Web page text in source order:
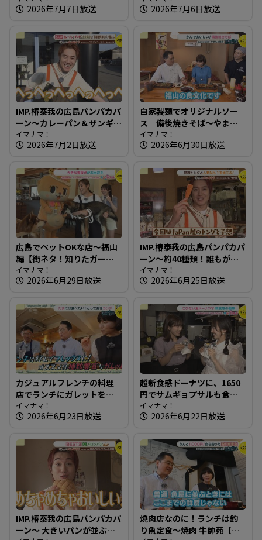
とランチ】
2026年7月7日放送 2026年7月6日放送
IMP.椿泰我の広島パンパカパ
ーン～カレーパン＆ザンギ!?
金賞受賞も！ 北海道発祥の
パン屋さん
イマナマ！
2026年7月2日放送
自家製麺でオリジナルソー
ス 備後焼きそば～やまも
と商店【たまにはそとラン
チ】
イマナマ！
2026年6月30日放送
広島でペットOKな店～福山
編【街ネタ！知りたガー
ル】
イマナマ！
2026年6月29日放送
IMP.椿泰我の広島パンパカパ
ーン～約40種類！誰もがお
いしいと思うパンが並ぶ愛
され店
イマナマ！
2026年6月25日放送
カジュアルフレンチの料理
店でランチにガレットを！
～ブラッスリーワカノ【た
まにはそとランチ】
イマナマ！
2026年6月23日放送
超新食感ドーナツに、1650
円でサムギョプサルも食べ
放題ランチ 広島で行列が
できる店を知りたガール
イマナマ！
2026年6月22日放送
IMP.椿泰我の広島パンパカパ
ーン～ 大きいパンが並ぶ！
焼肉店なのに！ランチは釣
り魚定食～焼肉 牛帥苑【た